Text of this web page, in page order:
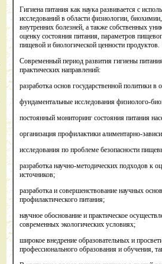
Гигиена питания как наука развивается с
исследований в области физиологии,
внутренних болезней, а также собственных
оценку состояния питания, параметров
пищевой и биологической ценности продуктов.
Современный период развития гигиены
практических направлений:
разработка основ государственной политики в
фундаментальные исследования физиолого-
постоянный мониторинг состояния питания
организация профилактики алиментарно-
исследования по проблеме безопасности
разработка научно-методических подходов к
источников;
разработка и совершенствование научных
профилактического питания;
научное обоснование и практическое
современных экологических условиях;
широкое внедрение образовательных и
профессионального образования и обучения,